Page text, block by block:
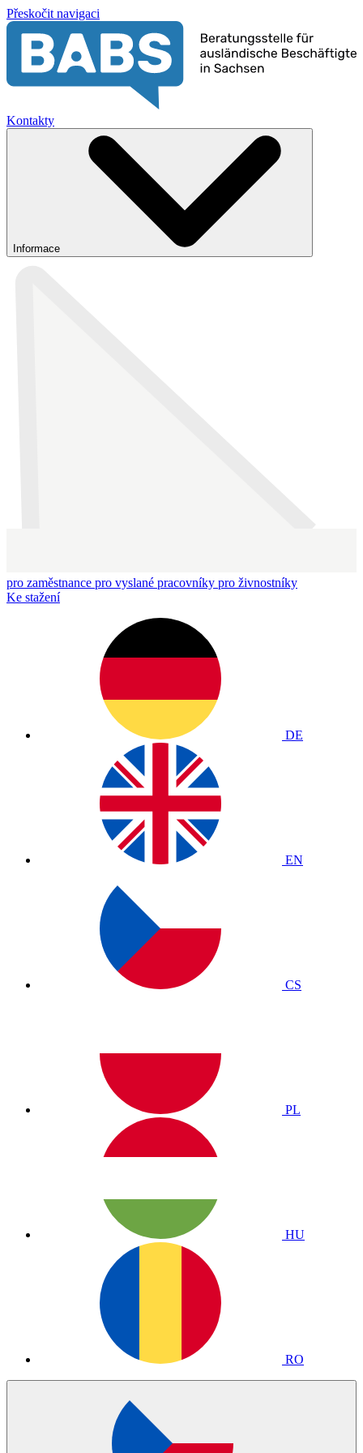
Přeskočit navigaci
Kontakty
Informace
pro zaměstnance pro vyslané pracovníky pro živnostníky
Ke stažení
DE
EN
CS
PL
HU
RO